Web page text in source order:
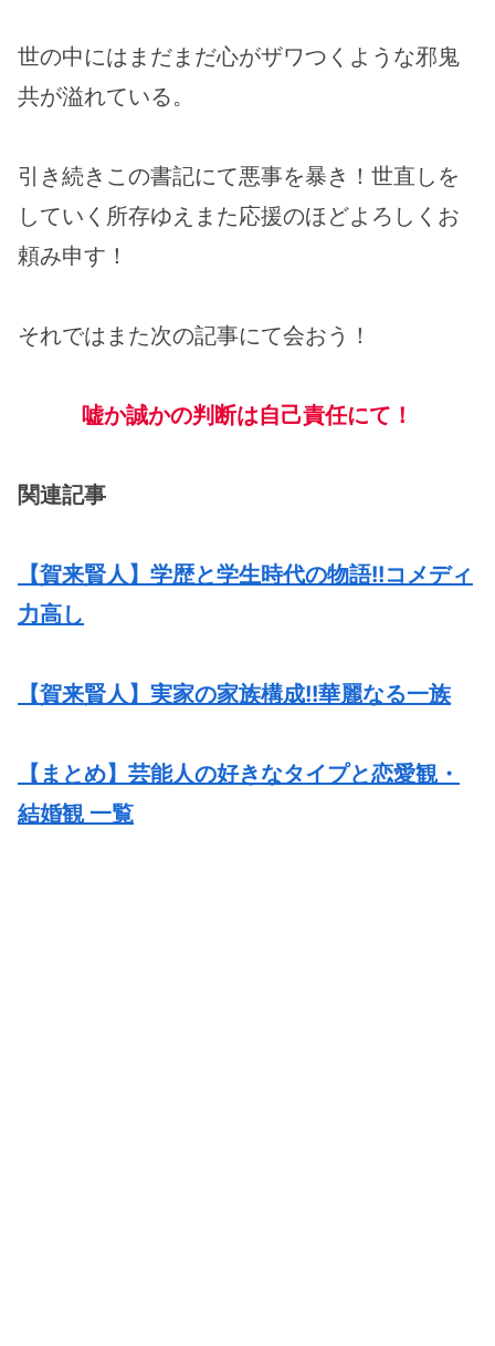
世の中にはまだまだ心がザワつくような邪鬼
共が溢れている。
引き続きこの書記にて悪事を暴き！世直しを
していく所存ゆえまた応援のほどよろしくお
頼み申す！
それではまた次の記事にて会おう！
嘘か誠かの判断は自己責任にて！
関連記事
【賀来賢人】学歴と学生時代の物語!!コメディ
力高し
【賀来賢人】実家の家族構成!!華麗なる一族
【まとめ】芸能人の好きなタイプと恋愛観・
結婚観 一覧